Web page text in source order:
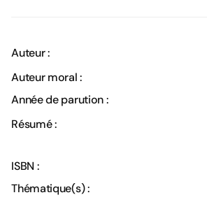
Auteur :
Auteur moral :
Année de parution :
Résumé :
ISBN :
Thématique(s) :